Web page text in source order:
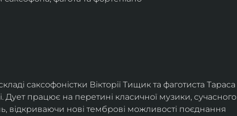
саксофоністки Вікторії Тищик та фаготиста Тараса
працює на перетині класичної музики, сучасного
відкриваючи нові темброві можливості поєднання